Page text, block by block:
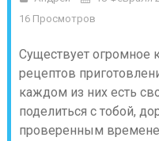
16 Просмотров
Существует огромное
рецептов
каждом из них есть
поделиться с тобой,
проверенным